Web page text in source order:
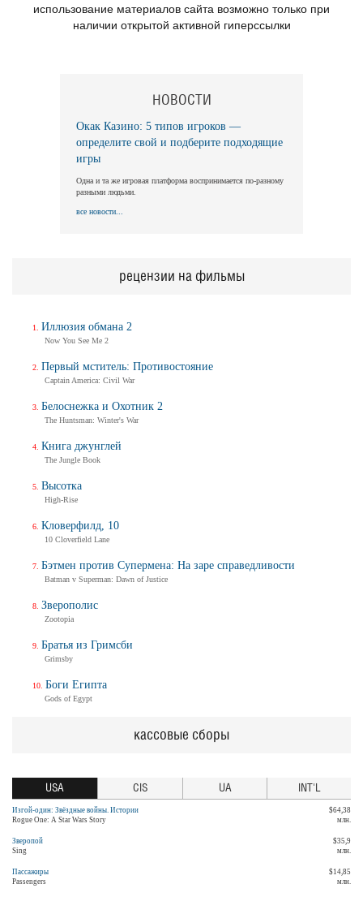
НОВОСТИ
Окак Казино: 5 типов игроков —
определите свой и подберите подходящие
игры
Одна и та же игровая платформа воспринимается по-разному
разными людьми.
все новости...
рецензии на фильмы
Иллюзия обмана 2
Now You See Me 2
Первый мститель: Противостояние
Captain America: Civil War
Белоснежка и Охотник 2
The Huntsman: Winter's War
Книга джунглей
The Jungle Book
Высотка
High-Rise
Кловерфилд, 10
10 Cloverfield Lane
Бэтмен против Супермена: На заре справедливости
Batman v Superman: Dawn of Justice
Зверополис
Zootopia
Братья из Гримсби
Grimsby
Боги Египта
Gods of Egypt
кассовые сборы
USA CIS UA INT'L
Изгой-один: Звёздные войны. Истории
Rogue One: A Star Wars Story
$64,38
млн.
Зверопой
Sing
$35,9
млн.
Пассажиры
Passengers
$14,85
млн.
использование материалов сайта возможно только при
наличии открытой активной гиперссылки